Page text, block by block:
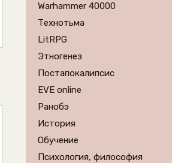
Warhammer 40000
Технотьма
LitRPG
Этногенез
Постапокалипсис
EVE online
Ранобэ
История
Обучение
Психология, философия